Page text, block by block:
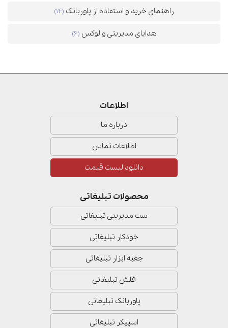
راهنمای خرید و استفاده از پاوربانک (14)
هدایای مدیریتی و لوکس (6)
اطلاعات
درباره ما
اطلاعات تماس
دانلود لیست قیمت
محصولات تبلیغاتی
ست مدیریتی تبلیغاتی
خودکار تبلیغاتی
جعبه ابزار تبلیغاتی
فلش تبلیغاتی
پاوربانک تبلیغاتی
اسپیکر تبلیغاتی